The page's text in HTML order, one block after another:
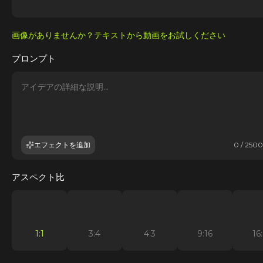
画像がありませんか？テキストから動画をお試しください
プロンプト
エフェクトを追加 0 / 2500
アスペクト比
1:1 3:4 4:3 9:16